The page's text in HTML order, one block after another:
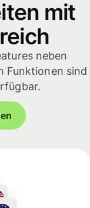
mit
neben
Funktionen sind